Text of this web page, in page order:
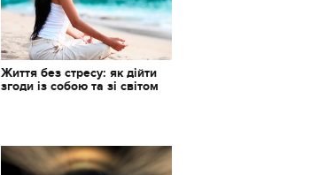
Життя без стресу: як дійти
згоди із собою та зі світом